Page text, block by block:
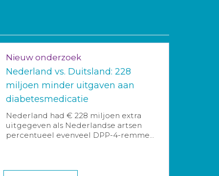
Nieuw onderzoek
Nederland vs. Duitsland: 228
miljoen minder uitgaven aan
diabetesmedicatie
Nederland had € 228 miljoen extra
uitgegeven als Nederlandse artsen
percentueel evenveel DPP-4-remme...